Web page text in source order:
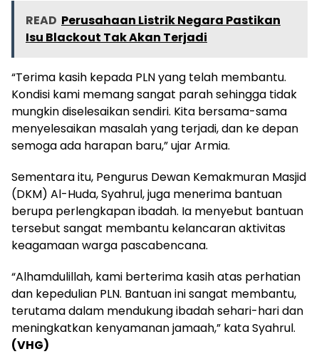
READ Perusahaan Listrik Negara Pastikan
Isu Blackout Tak Akan Terjadi
“Terima kasih kepada PLN yang telah membantu.
Kondisi kami memang sangat parah sehingga tidak
mungkin diselesaikan sendiri. Kita bersama-sama
menyelesaikan masalah yang terjadi, dan ke depan
semoga ada harapan baru,” ujar Armia.
Sementara itu, Pengurus Dewan Kemakmuran Masjid
(DKM) Al-Huda, Syahrul, juga menerima bantuan
berupa perlengkapan ibadah. Ia menyebut bantuan
tersebut sangat membantu kelancaran aktivitas
keagamaan warga pascabencana.
“Alhamdulillah, kami berterima kasih atas perhatian
dan kepedulian PLN. Bantuan ini sangat membantu,
terutama dalam mendukung ibadah sehari-hari dan
meningkatkan kenyamanan jamaah,” kata Syahrul.
(VHG)